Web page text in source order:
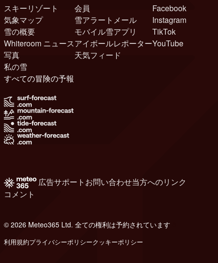
スキーリゾート
気象マップ
雪の概要
Whiteroom ニュース
写真
私の雪
会員
雪アラートメール
モバイル雪アプリ
アイボールレポーター
天気フィード
Facebook
Instagram
TikTok
YouTube
すべての冒険の予報
広告サポート お問い合わせ当方へのリンク
コメント
© 2026 Meteo365 Ltd. 全ての権利は予約されています
利用規約プライバシーポリシークッキーポリシー